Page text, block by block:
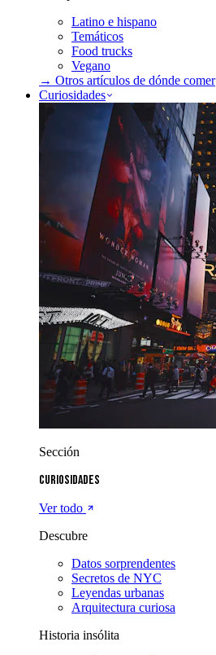
Latino e hispano
Temáticos
Food trucks
Vegano
→ Otros artículos de dónde comer
Curiosidades
Sección
Curiosidades
Ver todo
Descubre
Datos sorprendentes
Secretos de NYC
Leyendas urbanas
Arquitectura curiosa
Historia insólita